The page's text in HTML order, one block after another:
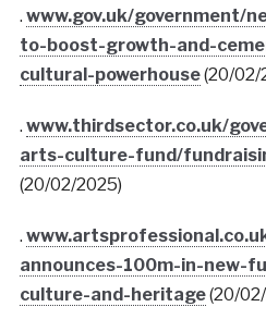
. www.gov.uk/government/
to-boost-growth-and-
cultural-powerhouse(20/02/
. www.thirdsector.co.uk/
arts-culture-fund/
(20/02/2025)
.
announces-100m-in-new-
culture-and-heritage(20/